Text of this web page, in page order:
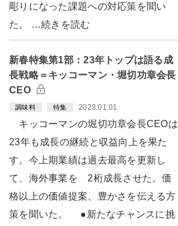
彫りになった課題への対応策を聞い
た。 …続きを読む
新春特集第1部：23年トップは語る成
長戦略＝キッコーマン・堀切功章会長
CEO
調味料 特集 2023.01.01
キッコーマンの堀切功章会長CEOは
23年も成長の継続と収益向上を果た
す。今上期業績は過去最高を更新し
て、海外事業を 2桁成長させた。価
格以上の価値提案、豊かさを伝える方
策を聞いた。 ●新たなチャンスに挑